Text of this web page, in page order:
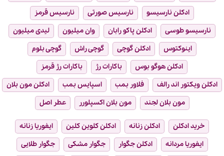
ادکلن نارسیسو
نارسیس صورتی
نارسیس قرمز
نارسیسو طوسی
ادکلن پاکو رابان وان میلیون
لیدی میلیون
اینوکتوس
ادکلن گوچی گوچی راش
گوچی بلوم
ادکلن هوگو بوس
باکارات رژ
باکارات رژ قرمز
ادکلن ویکتور اند رالف
فلاور بمب اسپایس بمب
ادکلن مون بلان
مون بلان لجند
مون بلان اکسپلورر عطر اصل
خرید ادکلن ادکلن زنانه ادکلن کلوین کلین
ایفوریا زنانه
ایفوریا مردانه
ادکلن جگوار جگوار مشکی
جگوار طلایی